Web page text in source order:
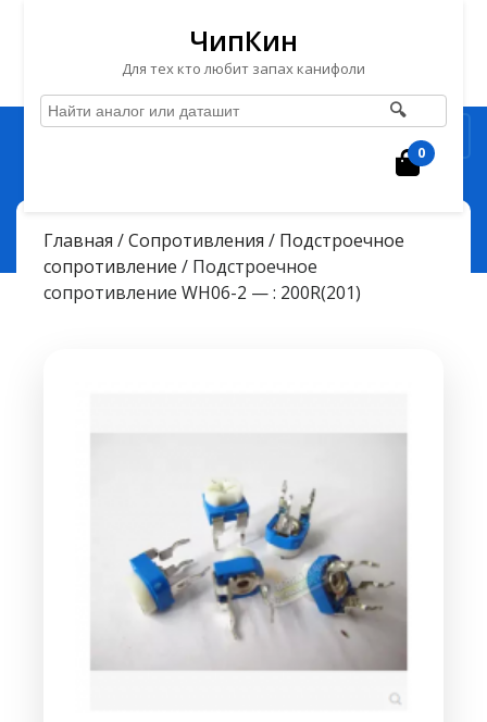
Перейти
ЧипКин
Для тех кто любит запах канифоли
🔍
0
ЧипКин
Подстроечное сопротивление WH06-2 — : 200R(201)
Главная /Сопротивления / Подстроечное
сопротивление / Подстроечное
сопротивление WH06-2 — : 200R(201)